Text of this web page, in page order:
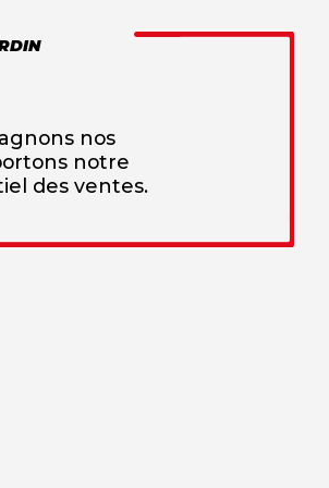
nos
notre
des ventes.